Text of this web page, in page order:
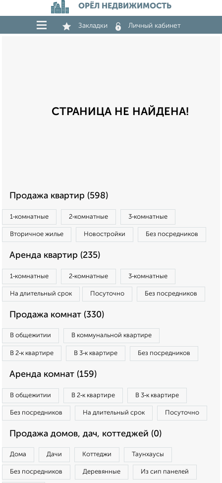
ОРЁЛ НЕДВИЖИМОСТЬ
Закладки Личный кабинет
СТРАНИЦА НЕ НАЙДЕНА!
Продажа квартир (598)
1‑комнатные 2‑комнатные 3‑комнатные
Вторичное жилье Новостройки Без посредников
Аренда квартир (235)
1‑комнатные 2‑комнатные 3‑комнатные
На длительный срок Посуточно Без посредников
Продажа комнат (330)
В общежитии В коммунальной квартире
В 2‑к квартире В 3‑к квартире Без посредников
Аренда комнат (159)
В общежитии В 2‑к квартире В 3‑к квартире
Без посредников На длительный срок Посуточно
Продажа домов, дач, коттеджей (0)
Дома Дачи Коттеджи Таунхаусы
Без посредников Деревянные Из сип панелей